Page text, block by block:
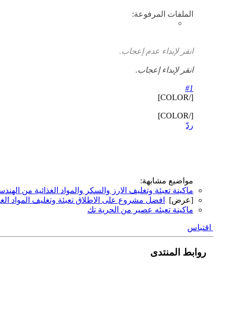
الملفات المرفوعة:
انقر لإبداء عدم إعجاب.
انقر لإبداء إعجاب.
#1
[/COLOR]
[/COLOR]
ردّ
مواضيع مشابهة:
ماكينة تعبئة وتغليف الارز والسكر والمواد الغذائية من الهندسية
[عرض]
افضل مشروع على الاطلاق تعبئة وتغليف المواد
ماكينة تعبئه عصير من الحرية تك
اقتباس
روابط المنتدى